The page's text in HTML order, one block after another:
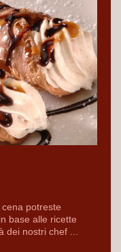
potreste
base alle ricette
dei nostri chef ...